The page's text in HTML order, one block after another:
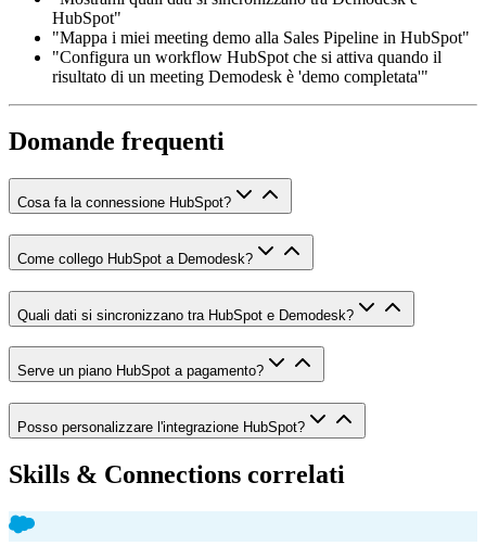
HubSpot"
"Mappa i miei meeting demo alla Sales Pipeline in HubSpot"
"Configura un workflow HubSpot che si attiva quando il
risultato di un meeting Demodesk è 'demo completata'"
Domande frequenti
Cosa fa la connessione HubSpot?
Come collego HubSpot a Demodesk?
Quali dati si sincronizzano tra HubSpot e Demodesk?
Serve un piano HubSpot a pagamento?
Posso personalizzare l'integrazione HubSpot?
Skills & Connections correlati